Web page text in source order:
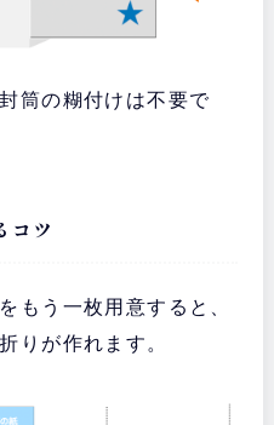
筒の糊付けは不要で
コツ
もう一枚用意すると、
りが作れます。